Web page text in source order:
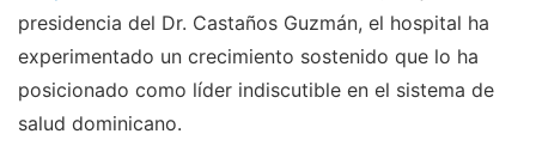
presidencia del Dr. Castaños Guzmán, el hospital ha
experimentado un crecimiento sostenido que lo ha
posicionado como líder indiscutible en el sistema de
salud dominicano.